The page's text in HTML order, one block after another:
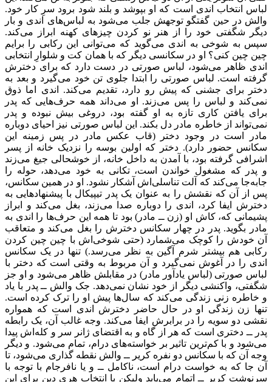
لباس انتخاب اندی است که او بپوشد و بلند شود برود سرِ کار خود.
والش در حین گفتگو توجهش جلب می‌شود به لباس‌های اندی و بار
دیگر شگفتی خود را از هنر نو کردن چیزهای کهنه ابراز می‌کند.
سپس به شوخی به اندی می‌گوید که می‌توانی این رکابی را برایم
چین چین کنی؟ او در سکانسی دیگر که با همان کت و شلوارِ انتخابی
اندی ظاهر می‌شود، لباس صورتی در دست دارد که برای دخترش
گرفته است. لباس صورتی را ابتدا جلوی تن خود می‌گیرد و بعد به
دختر برای جشنی که پیش رو دارد، تقدیم می‌کند. اندی اما ذوق
نمی‌کند و لباس را پس می‌زند. او می‌داند همه حرف‌هایی که پدر
برای یافتن کاری تازه به او گفته بود، دروغی بیش نبوده و پدر
نمی‌تواند از خاطره مادر دل بکند. این لباس صورتی نیز احیای دوباره
مادر است در وجود دختر (قاب عکس مادر در پس زمینه این
سکانس حضور دارد). دختر که اولین بوسه را نزدیک خانه از پسر
اشرافی گرفته بود، با آمدن به داخل خانه، از خوشحالی جیغ می‌زند
و پدر که مشغول خواندن است، تکانی به خود می‌دهد، حوله را
جابه‌جا می‌کند که آلت تناسلی‌اش آشکار نشود. او در همین سکانس،
پس از آن که نقشش را به عنوان یک پدر تیپیکال با پیشنهادهایی به
دخترش ایفا کرد، اندی را دوباره صدا می‌زند، بغل می‌کند و ابراز
پشیمانی که، کاش او (زن ــ مادر) بود تا همه این حرف‌ها را اندی به
مادر بگوید. پدر در چهار سکانس دخترش را بغل می‌کند و متعاقب
آن خودش را کوچک می‌شمارد (حتی شوخی‌اش با چین چین کردن
رکابی هم بیشتر شرم آگین به نظر می‌رسد.) تنها در یک سکانس
اندی را در آغوش نمی‌گیرد و آن مربوط به وقتی است که دختر با
لباس صورتی (لباس یادآور مادر) در مقابلش ظاهر می‌شود و او جز
شگفتی، واکنشی دیگر از خود نشان نمی‌دهد. جک والش ــ پدر با یاد
و خاطره زنی زندگی می‌کند که سال‌ها پیش او را ترک کرده است.
تنها زن زندگی او در حال حاضر دخترش اندی است که همواره
نقشی دو سویه را در برابرش ایفا می‌کند. وجه غالب آن، یک رابطه
پدر ــ دختری است که هر از گاه و به اقتضای ژانر سر و کله‌اش پیدا
می‌شود و با کم‌ترین تاثیر بر خواسته‌های درام، تمام می‌شود. و دیگر
وجه آن که با سکانس دو نفره کریر ــ والش نقطه گذاری می‌شود، تا
آن جا که به خواست درام است، ناکامل ــ و یا نافرجام با توجه با
سرنوشت کریر ــ اتمام می‌یابد ولیکن با انتخاب هری دین برای این